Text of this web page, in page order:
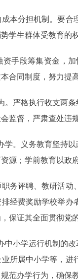
分担机制。要合
学生群体受教育的
段筹集资金，加
合同制度，努力提
严格执行收支两条
监督，严肃查处违
。义务教育坚持以
源；学前教育以政
评聘、教研活动
经费奖励学校举
保证其全面贯彻党
小学运行机制的改
所属中小学等，
范办学行为，确保